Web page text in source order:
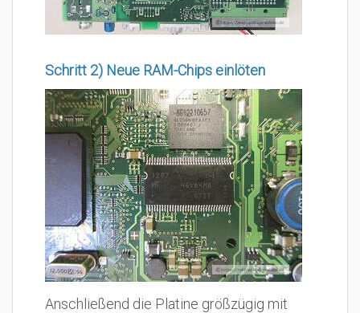
Schritt 2) Neue RAM-Chips einlöten
Anschließend die Platine größzügig mit